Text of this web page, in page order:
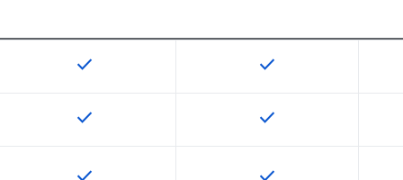
Den här funktionen är tillgänglig för SKU
check Den här funktionen är
check
Den här funktionen är tillgänglig för SKU
check Den här funktionen är
check
Den här funktionen är tillgänglig för SKUDen här funktionen är